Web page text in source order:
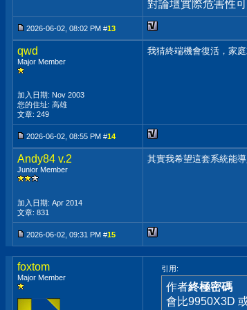
對論壇實際危害性可
2026-06-02, 08:02 PM #13
qwd
Major Member
加入日期: Nov 2003
您的住址: 高雄
文章: 249
我猜終端機會復活，家
2026-06-02, 08:55 PM #14
Andy84 v.2
Junior Member
加入日期: Apr 2014
文章: 831
其實我希望這套系統能
2026-06-02, 09:31 PM #15
foxtom
Major Member
引用:
作者終極密碼
會比9950X3D